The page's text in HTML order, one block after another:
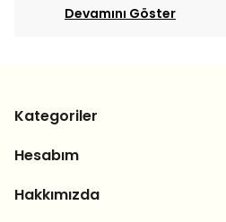
Devamını Göster
Kategoriler
Hesabım
Hakkımızda